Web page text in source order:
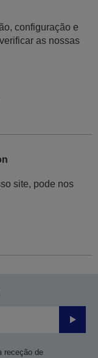
configuração e
as nossas
site, pode nos
Enviar
receção de